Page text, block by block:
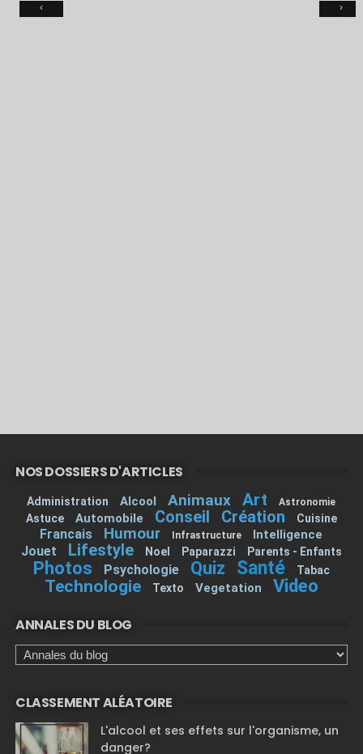
‹ ›
NOS DOSSIERS D'ARTICLES
Administration Alcool Animaux Art Astronomie
Astuce Automobile Conseil Création Cuisine
Francais Humour Infrastructure Intelligence
Jouet Lifestyle Noel Paparazzi Parents - Enfants
Photos Psychologie Quiz Santé Tabac
Technologie Texto Vegetation Video
ANNALES DU BLOG
CLASSEMENT ALÉATOIRE
L'alcool et ses effets sur l'organisme, un
danger?